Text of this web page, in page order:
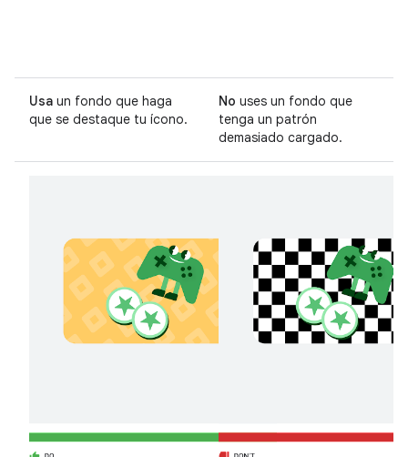
Usa un fondo que haga
que se destaque tu ícono.
No uses un fondo que
tenga un patrón
demasiado cargado.